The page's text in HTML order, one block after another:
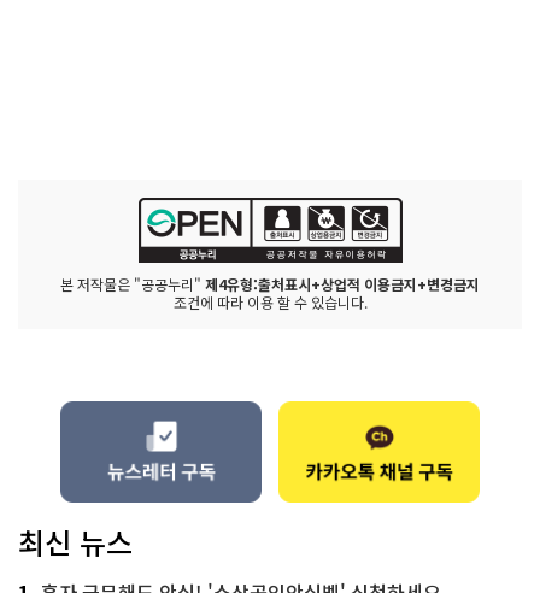
본 저작물은 "공공누리" 제4유형:출처표시+상업적 이용금지+변경금지
조건에 따라 이용 할 수 있습니다.
최신 뉴스